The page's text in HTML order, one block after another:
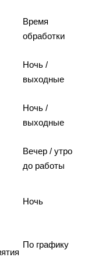
Время
обработки
Ночь /
выходные
Ночь /
выходные
Вечер / утро
до работы
Ночь
По графику